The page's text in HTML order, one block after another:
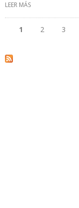
LEER MÁS
Páginas
1 2 3